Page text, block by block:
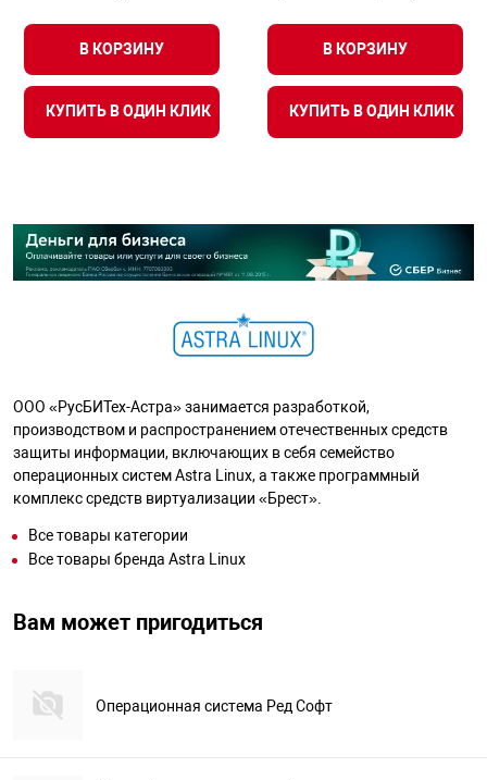
В КОРЗИНУ
КУПИТЬ В ОДИН КЛИК
В КОРЗИНУ
КУПИТЬ В ОДИН КЛИК
ООО «РусБИТех-Астра» занимается разработкой,
производством и распространением отечественных средств
защиты информации, включающих в себя семейство
операционных систем Astra Linux, а также программный
комплекс средств виртуализации «Брест».
Все товары категории
Все товары бренда Astra Linux
Вам может пригодиться
Операционная система Ред Софт